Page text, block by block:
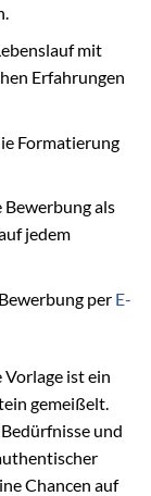
mit
Erfahrungen
Formatierung
als
jedem
per E-
Vorlage ist ein
gemeißelt.
und
Chancen auf